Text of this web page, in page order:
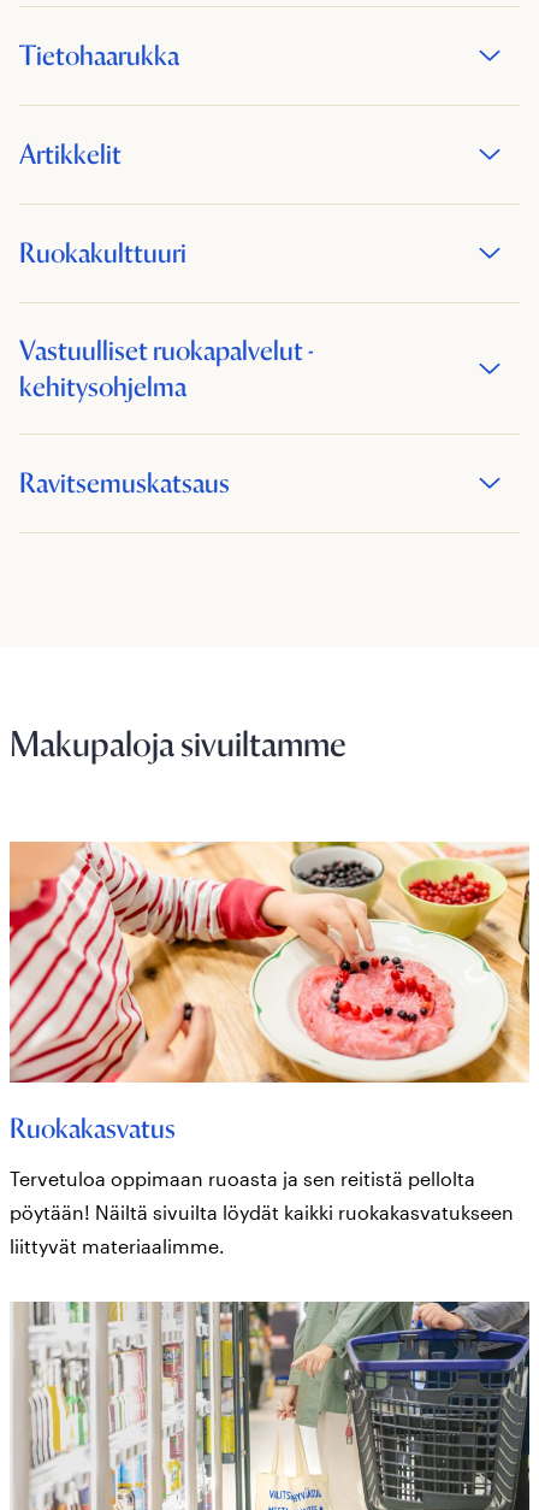
Tietohaarukka
Artikkelit
Ruokakulttuuri
Vastuulliset ruokapalvelut -
kehitysohjelma
Ravitsemuskatsaus
Makupaloja sivuiltamme
Ruokakasvatus
Tervetuloa oppimaan ruoasta ja sen reitistä pellolta
pöytään! Näiltä sivuilta löydät kaikki ruokakasvatukseen
liittyvät materiaalimme.